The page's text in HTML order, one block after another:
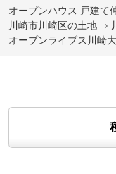
オープンハウス 戸建て
川崎市川崎区の土地
オープンライブス川崎